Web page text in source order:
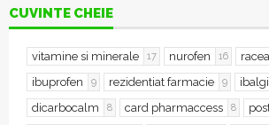
CUVINTE CHEIE
vitamine si minerale 17 nurofen 16
ibuprofen 9 rezidentiat farmacie 9
dicarbocalm 8 card pharmaccess 8